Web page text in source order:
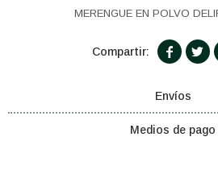
MERENGUE EN POLVO
 
Envíos
Medios de pago